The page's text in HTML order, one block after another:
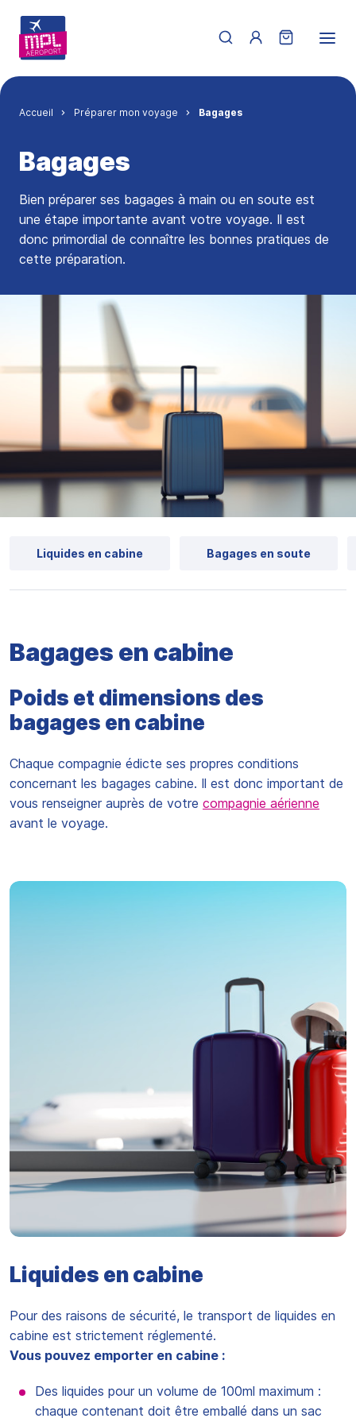
Fil d'Ariane
Accueil Préparer mon voyage Bagages
Bagages
Bien préparer ses bagages à main ou en soute est
une étape importante avant votre voyage. Il est
donc primordial de connaître les bonnes pratiques de
cette préparation.
Liquides en cabine Bagages en soute
Bagages en cabine
Poids et dimensions des
bagages en cabine
Chaque compagnie édicte ses propres conditions
concernant les bagages cabine. Il est donc important de
vous renseigner auprès de votre compagnie aérienne
avant le voyage.
Liquides en cabine
Pour des raisons de sécurité, le transport de liquides en
cabine est strictement réglementé.
Vous pouvez emporter en cabine :
Des liquides pour un volume de 100ml maximum :
chaque contenant doit être emballé dans un sac